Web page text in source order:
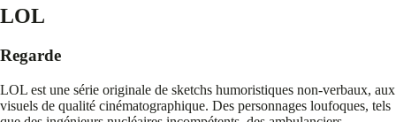
LOL
Regarde
LOL est une série originale de sketchs humoristiques non-verbaux, aux
visuels de qualité cinématographique. Des personnages loufoques, tels